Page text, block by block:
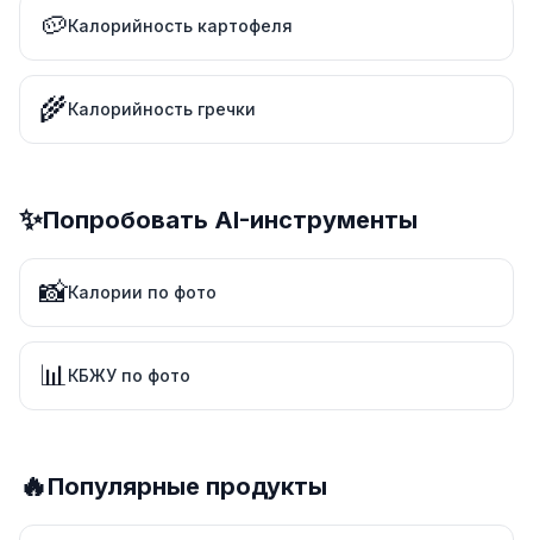
🥔Калорийность картофеля
🌾Калорийность гречки
✨Попробовать AI-инструменты
📸Калории по фото
📊КБЖУ по фото
🔥Популярные продукты